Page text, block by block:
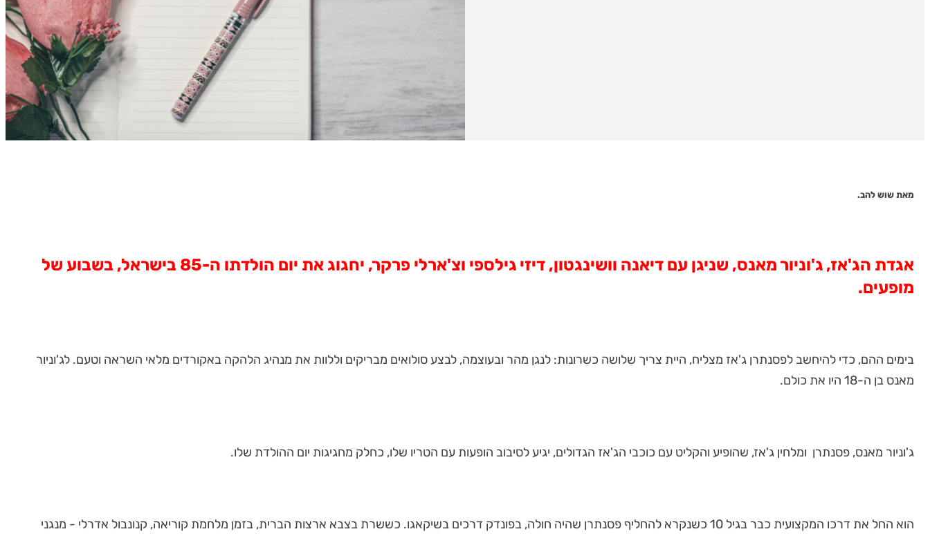
מאת שוש להב.
אגדת הג'אז, ג'וניור מאנס, שניגן עם דיאנה וושינגטון, דיזי גילספי וצ'ארלי פרקר, יחגוג את יום הולדתו ה-85 בישראל, בשבוע של
מופעים.
בימים ההם, כדי להיחשב לפסנתרן ג'אז מצליח, היית צריך שלושה כשרונות: לנגן מהר ובעוצמה, לבצע סולואים מבריקים וללוות את מנהיג הלהקה באקורדים מלאי השראה וטעם. לג'וניור
מאנס בן ה-18 היו את כולם.
ג'וניור מאנס, פסנתרן ומלחין ג'אז, שהופיע והקליט עם כוכבי הג'אז הגדולים, יגיע לסיבוב הופעות עם הטריו שלו, כחלק מחגיגות יום ההולדת שלו.
הוא החל את דרכו המקצועית כבר בגיל 10 כשנקרא להחליף פסנתרן שהיה חולה, בפונדק דרכים בשיקאגו. כששרת בצבא ארצות הברית, בזמן מלחמת קוריאה, קנונבול אדרלי - מנגני